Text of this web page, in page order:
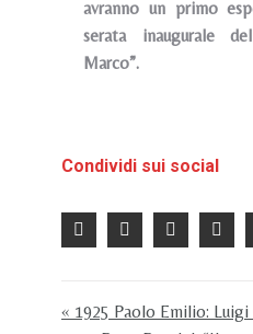
avranno un primo
serata inaugurale
Marco”.
Condividi sui social
« 1925 Paolo Emilio: